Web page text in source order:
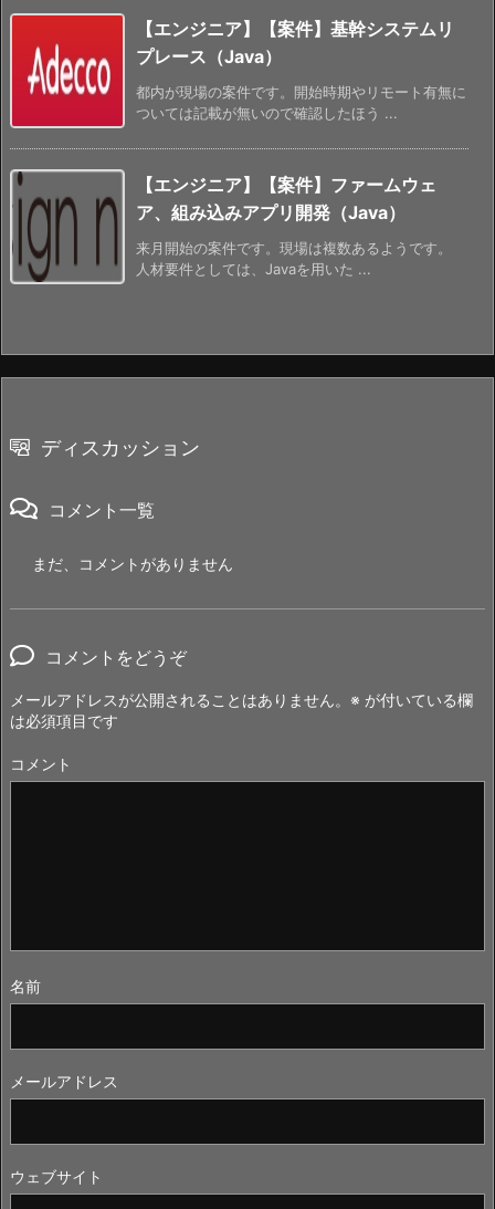
【エンジニア】【案件】基幹システムリ
プレース（Java）
都内が現場の案件です。開始時期やリモート有無に
ついては記載が無いので確認したほう ...
【エンジニア】【案件】ファームウェ
ア、組み込みアプリ開発（Java）
来月開始の案件です。現場は複数あるようです。
人材要件としては、Javaを用いた ...
ディスカッション
コメント一覧
まだ、コメントがありません
コメントをどうぞ
メールアドレスが公開されることはありません。 ※ が付いている欄
は必須項目です
コメント
名前
メールアドレス
ウェブサイト